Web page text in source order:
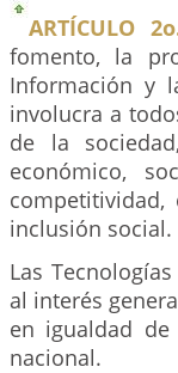
ARTÍCULO
fomento, la
Información y
involucra a
de la
económico,
inclusión social.
Las
al interés
en igualdad
nacional.